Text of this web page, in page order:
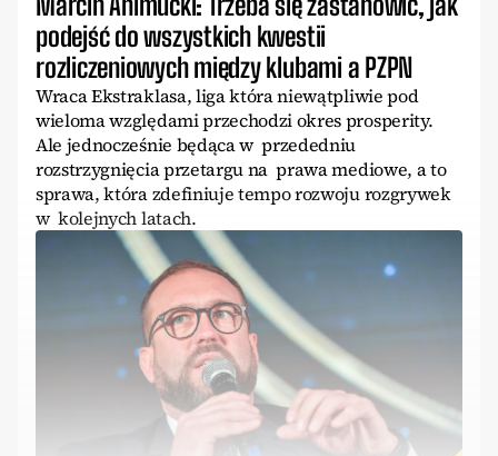
podejść do wszystkich kwestii
rozliczeniowych między klubami a PZPN
Wraca Ekstraklasa, liga która niewątpliwie pod
wieloma względami przechodzi okres prosperity.
Ale jednocześnie będąca w przededniu
rozstrzygnięcia przetargu na prawa mediowe, a to
sprawa, która zdefiniuje tempo rozwoju rozgrywek
w kolejnych latach.